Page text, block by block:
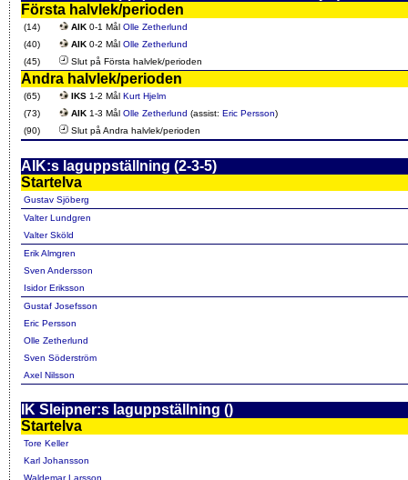
Första halvlek/perioden
(14) AIK 0-1 Mål Olle Zetherlund
(40)
AIK 0-2 Mål Olle Zetherlund
(45)
Slut på Första halvlek/perioden
Andra halvlek/perioden
(65) IKS 1-2 Mål Kurt Hjelm
(73)
AIK 1-3 Mål Olle Zetherlund (assist: Eric Persson)
(90)
Slut på Andra halvlek/perioden
AIK:s laguppställning (2-3-5)
Startelva
Gustav Sjöberg
Valter Lundgren
Valter Sköld
Erik Almgren
Sven Andersson
Isidor Eriksson
Gustaf Josefsson
Eric Persson
Olle Zetherlund
Sven Söderström
Axel Nilsson
IK Sleipner:s laguppställning ()
Startelva
Tore Keller
Karl Johansson
Waldemar Larsson